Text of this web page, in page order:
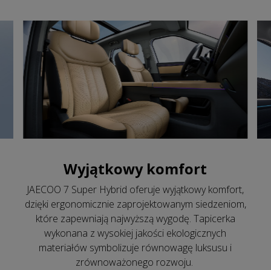
Wyjątkowy komfort
JAECOO 7 Super Hybrid oferuje wyjątkowy komfort,
dzięki ergonomicznie zaprojektowanym siedzeniom,
które zapewniają najwyższą wygodę. Tapicerka
wykonana z wysokiej jakości ekologicznych
materiałów symbolizuje równowagę luksusu i
zrównoważonego rozwoju.